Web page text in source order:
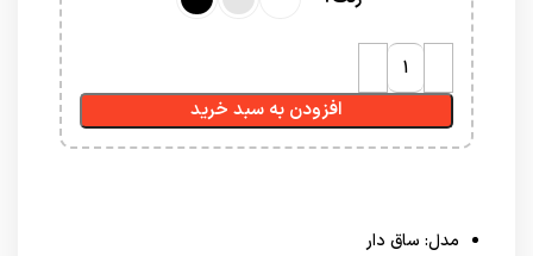
افزودن به سبد خرید
مدل: ساق دار